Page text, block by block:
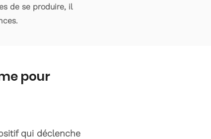
de se produire, il
pour
qui déclenche